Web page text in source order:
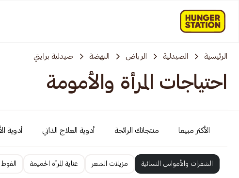
الرئيسية الصيدلية الرياض النهضة صيدلية برايتي
احتياجات المرأة والأمومة
الأكثر مبيعا منتجاتك الرائجة أدوية العلاج الذاتي أدوية
الشفرات والأمواس النسائية مزيلات الشعر عناية المرأة الحميمة الفوط